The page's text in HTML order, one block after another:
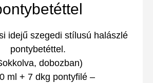
idejű szegedi stílusú halászlé
pontybetéttel .
dobozban)
ml + 7 dkg pontyfilé –